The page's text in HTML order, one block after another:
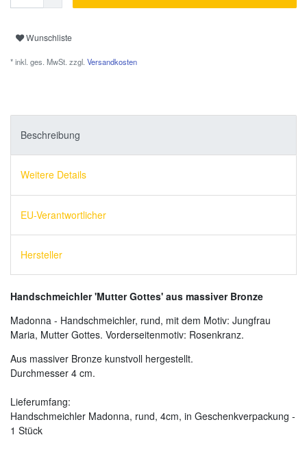
Wunschliste
* inkl. ges. MwSt. zzgl. Versandkosten
Beschreibung
Weitere Details
EU-Verantwortlicher
Hersteller
Handschmeichler 'Mutter Gottes' aus massiver Bronze
Madonna - Handschmeichler, rund, mit dem Motiv: Jungfrau
Maria, Mutter Gottes. Vorderseitenmotiv: Rosenkranz.
Aus massiver Bronze kunstvoll hergestellt.
Durchmesser 4 cm.
Lieferumfang:
Handschmeichler Madonna, rund, 4cm, in Geschenkverpackung -
1 Stück